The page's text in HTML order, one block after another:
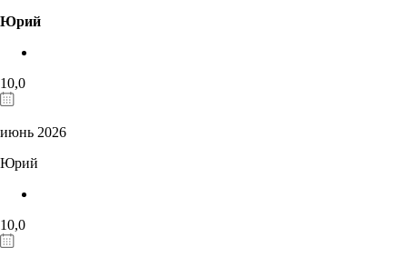
Юрий
10,0
июнь 2026
Юрий
10,0